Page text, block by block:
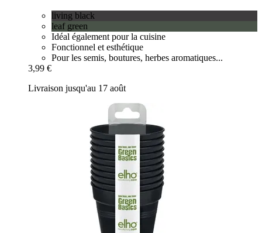
living black
leaf green
Idéal également pour la cuisine
Fonctionnel et esthétique
Pour les semis, boutures, herbes aromatiques...
3,99 €
Livraison jusqu'au 17 août